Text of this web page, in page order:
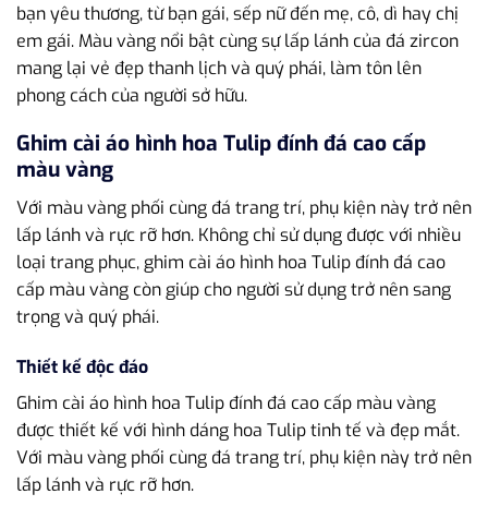
bạn yêu thương, từ bạn gái, sếp nữ đến mẹ, cô, dì hay chị
em gái. Màu vàng nổi bật cùng sự lấp lánh của đá zircon
mang lại vẻ đẹp thanh lịch và quý phái, làm tôn lên
phong cách của người sở hữu.
Ghim cài áo hình hoa Tulip đính đá cao cấp
màu vàng
Với màu vàng phối cùng đá trang trí, phụ kiện này trở nên
lấp lánh và rực rỡ hơn. Không chỉ sử dụng được với nhiều
loại trang phục, ghim cài áo hình hoa Tulip đính đá cao
cấp màu vàng còn giúp cho người sử dụng trở nên sang
trọng và quý phái.
Thiết kế độc đáo
Ghim cài áo hình hoa Tulip đính đá cao cấp màu vàng
được thiết kế với hình dáng hoa Tulip tinh tế và đẹp mắt.
Với màu vàng phối cùng đá trang trí, phụ kiện này trở nên
lấp lánh và rực rỡ hơn.